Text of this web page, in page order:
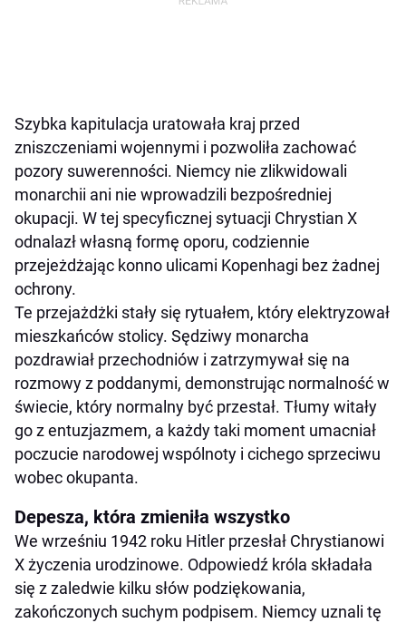
Szybka kapitulacja uratowała kraj przed
zniszczeniami wojennymi i pozwoliła zachować
pozory suwerenności. Niemcy nie zlikwidowali
monarchii ani nie wprowadzili bezpośredniej
okupacji. W tej specyficznej sytuacji Chrystian X
odnalazł własną formę oporu, codziennie
przejeżdżając konno ulicami Kopenhagi bez żadnej
ochrony.
Te przejażdżki stały się rytuałem, który elektryzował
mieszkańców stolicy. Sędziwy monarcha
pozdrawiał przechodniów i zatrzymywał się na
rozmowy z poddanymi, demonstrując normalność w
świecie, który normalny być przestał. Tłumy witały
go z entuzjazmem, a każdy taki moment umacniał
poczucie narodowej wspólnoty i cichego sprzeciwu
wobec okupanta.
Depesza, która zmieniła wszystko
We wrześniu 1942 roku Hitler przesłał Chrystianowi
X życzenia urodzinowe. Odpowiedź króla składała
się z zaledwie kilku słów podziękowania,
zakończonych suchym podpisem. Niemcy uznali tę